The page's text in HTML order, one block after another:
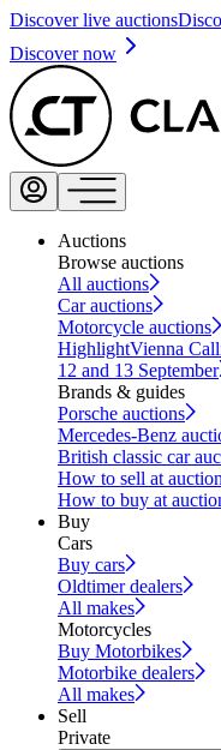
Discover live auctions
Discover now
Auctions
Browse auctions
All auctions
Car auctions
Motorcycle auctions
HighlightVienna
12 and 13 September
Brands & guides
Porsche auctions
Mercedes-Benz
British classic car
How to sell at auction
How to buy at
Buy
Cars
Buy cars
Oldtimer dealers
All makes
Motorcycles
Buy Motorbikes
Motorbike dealers
All makes
Sell
Private